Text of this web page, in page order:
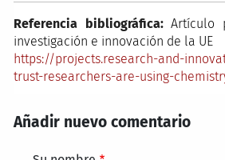
Referencia bibliográfica:Artículo
investigación e innovación de la UE
https://projects.research-and-
trust-researchers-are-using-
Añadir nuevo comentario